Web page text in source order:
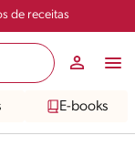
de receitas
E-books
Compartilhar